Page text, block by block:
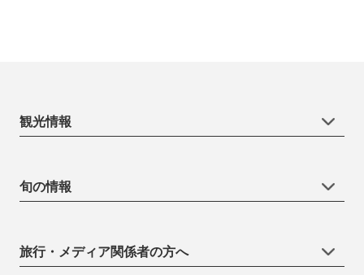
観光情報
旬の情報
旅行・メディア関係者の方へ